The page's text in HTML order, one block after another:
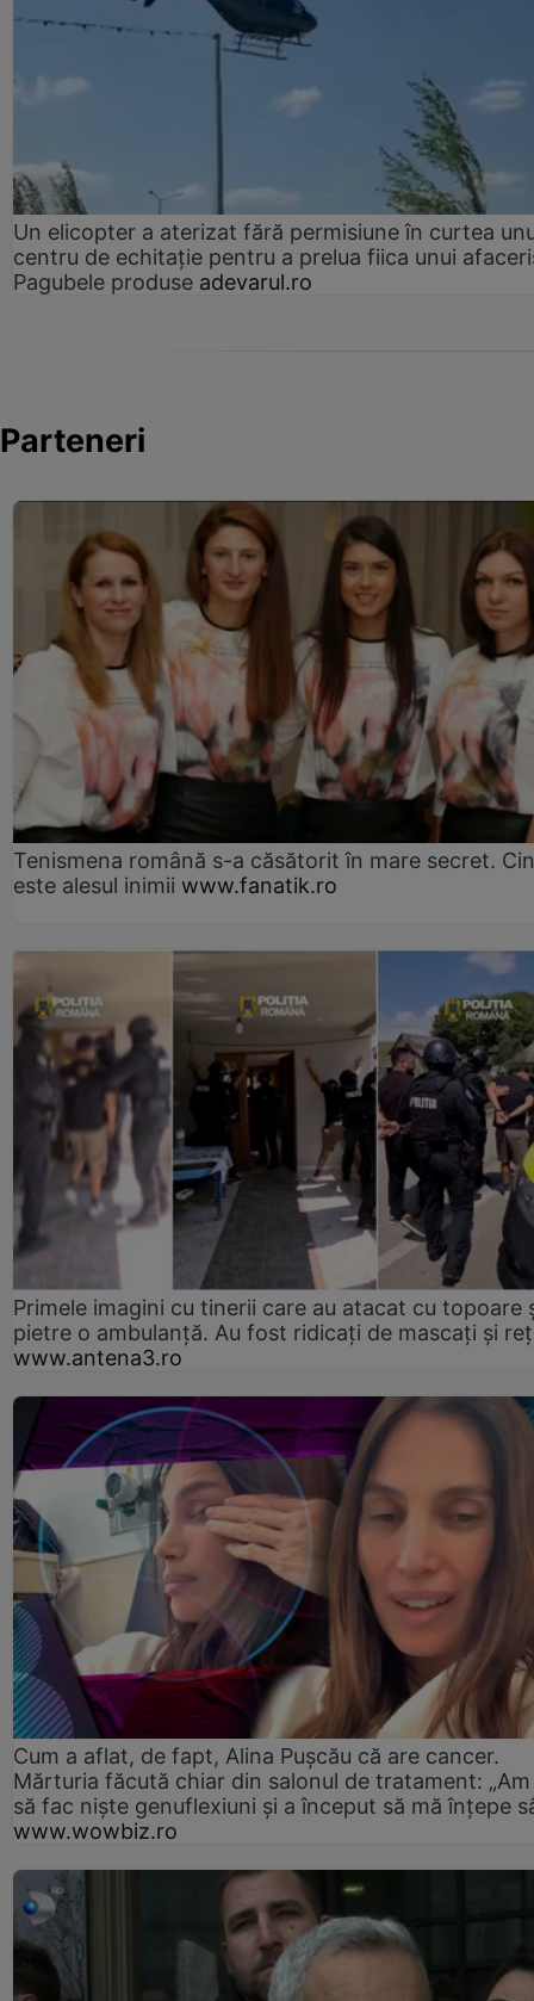
Un elicopter a aterizat fără permisiune în curtea
centru de echitație pentru a prelua fiica unui
Pagubele produse adevarul.ro
Parteneri
Tenismena română s-a căsătorit în mare secret.
este alesul inimii www.fanatik.ro
Primele imagini cu tinerii care au atacat cu topoare
pietre o ambulanță. Au fost ridicați de mascați și
www.antena3.ro
Cum a aflat, de fapt, Alina Pușcău că are cancer.
Mărturia făcută chiar din salonul de tratament:
să fac niște genuflexiuni și a început să mă înțepe
www.wowbiz.ro